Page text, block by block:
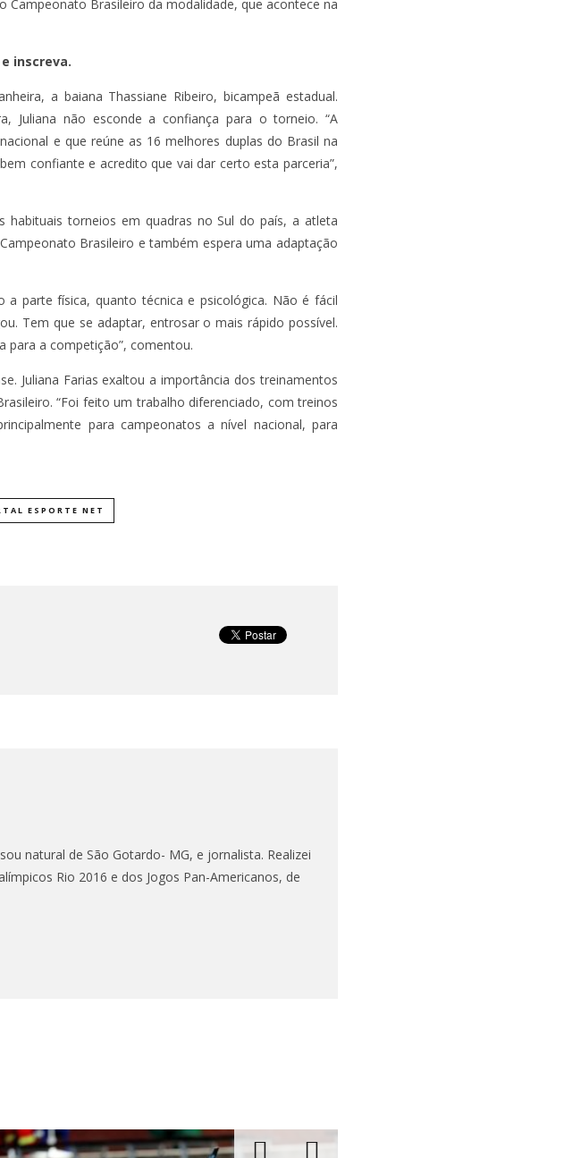
Campeonato Brasileiro da modalidade, que acontece na
inscreva.
a baiana Thassiane Ribeiro, bicampeã estadual.
Juliana não esconde a confiança para o torneio. “A
e que reúne as 16 melhores duplas do Brasil na
confiante e acredito que vai dar certo esta parceria”,
torneios em quadras no Sul do país, a atleta
Brasileiro e também espera uma adaptação
a parte física, quanto técnica e psicológica. Não é fácil
Tem que se adaptar, entrosar o mais rápido possível.
para a competição”, comentou.
Juliana Farias exaltou a importância dos treinamentos
“Foi feito um trabalho diferenciado, com treinos
para campeonatos a nível nacional, para
ESPORTE NET
natural de São Gotardo- MG, e jornalista. Realizei
Rio 2016 e dos Jogos Pan-Americanos, de